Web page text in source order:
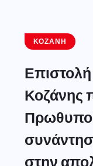
ΚΟΖΆΝΗ
Κοζάνης
στην